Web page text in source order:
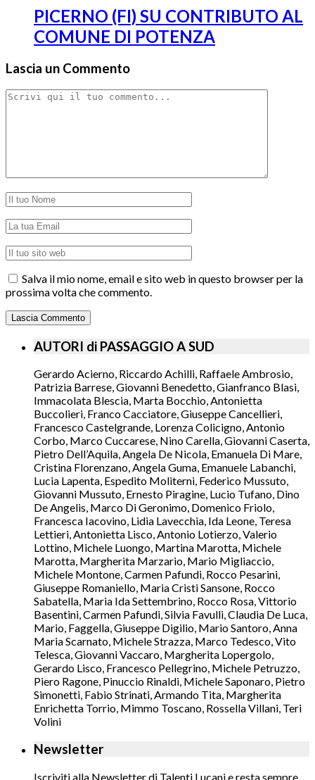
PICERNO (FI) SU CONTRIBUTO AL
COMUNE DI POTENZA
Lascia un Commento
Salva il mio nome, email e sito web in questo browser per la
prossima volta che commento.
AUTORI di PASSAGGIO A SUD
Gerardo Acierno, Riccardo Achilli, Raffaele Ambrosio,
Patrizia Barrese, Giovanni Benedetto, Gianfranco Blasi,
Immacolata Blescia, Marta Bocchio, Antonietta
Buccolieri, Franco Cacciatore, Giuseppe Cancellieri,
Francesco Castelgrande, Lorenza Colicigno, Antonio
Corbo, Marco Cuccarese, Nino Carella, Giovanni Caserta,
Pietro Dell’Aquila, Angela De Nicola, Emanuela Di Mare,
Cristina Florenzano, Angela Guma, Emanuele Labanchi,
Lucia Lapenta, Espedito Moliterni, Federico Mussuto,
Giovanni Mussuto, Ernesto Piragine, Lucio Tufano, Dino
De Angelis, Marco Di Geronimo, Domenico Friolo,
Francesca Iacovino, Lidia Lavecchia, Ida Leone, Teresa
Lettieri, Antonietta Lisco, Antonio Lotierzo, Valerio
Lottino, Michele Luongo, Martina Marotta, Michele
Marotta, Margherita Marzario, Mario Migliaccio,
Michele Montone, Carmen Pafundi, Rocco Pesarini,
Giuseppe Romaniello, Maria Cristi Sansone, Rocco
Sabatella, Maria Ida Settembrino, Rocco Rosa, Vittorio
Basentini, Carmen Pafundi, Silvia Favulli, Claudia De Luca,
Mario, Faggella, Giuseppe Digilio, Mario Santoro, Anna
Maria Scarnato, Michele Strazza, Marco Tedesco, Vito
Telesca, Giovanni Vaccaro, Margherita Lopergolo,
Gerardo Lisco, Francesco Pellegrino, Michele Petruzzo,
Piero Ragone, Pinuccio Rinaldi, Michele Saponaro, Pietro
Simonetti, Fabio Strinati, Armando Tita, Margherita
Enrichetta Torrio, Mimmo Toscano, Rossella Villani, Teri
Volini
Newsletter
Iscriviti alla Newsletter di Talenti Lucani e resta sempre